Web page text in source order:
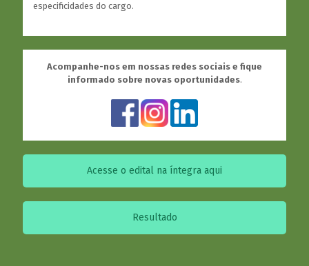
especificidades do cargo.
Acompanhe-nos em nossas redes sociais e fique
informado sobre novas oportunidades.
Acesse o edital na íntegra aqui
Resultado